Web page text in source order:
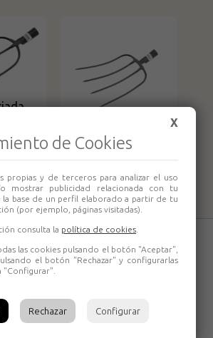
Horca forjada
901-4 puas Bellota
X
de Cookies
propias y de terceros para analizar el uso
mostrar publicidad relacionada con tu
la base de un perfil elaborado a partir de tu
(por ejemplo, páginas visitadas).
consulta la política de cookies
las cookies pulsando el botón "Aceptar",
el botón "Rechazar" y configurarlas
Rechazar Configurar